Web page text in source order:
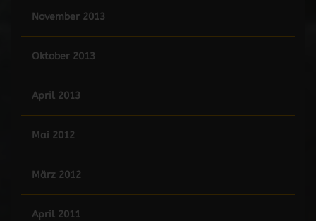
November 2013
Oktober 2013
April 2013
Mai 2012
März 2012
April 2011